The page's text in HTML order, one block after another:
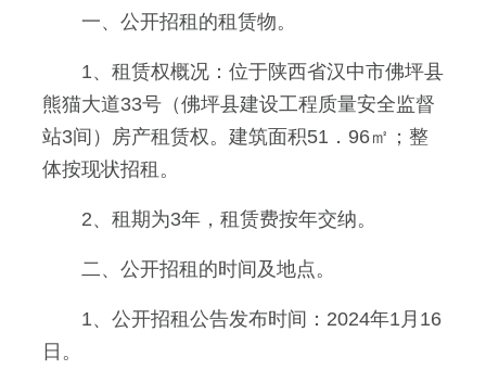
一、公开招租的租赁物。
1、租赁权概况：位于陕西省汉中市佛坪县
熊猫大道33号（佛坪县建设工程质量安全监督
站3间）房产租赁权。建筑面积51．96㎡；整
体按现状招租。
2、租期为3年，租赁费按年交纳。
二、公开招租的时间及地点。
1、公开招租公告发布时间：2024年1月16
日。